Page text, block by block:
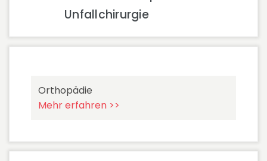
Unfallchirurgie
Orthopädie
Mehr erfahren >>